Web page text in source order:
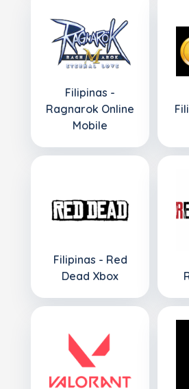
Filipinas -
Ragnarok Online
Mobile
Filipinas - Red
Dead Xbox